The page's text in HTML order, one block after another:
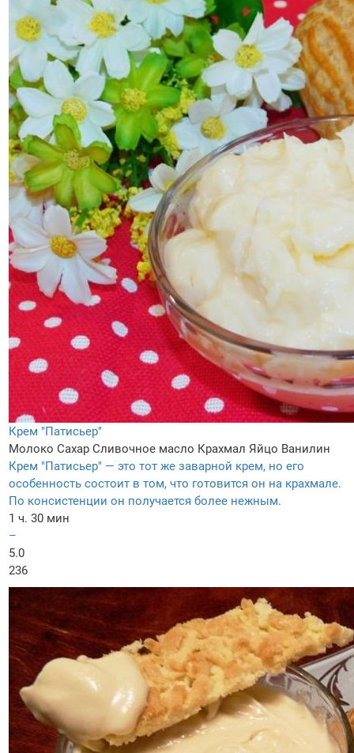
Крем "Патисьер"
Молоко Сахар Сливочное масло Крахмал Яйцо Ванилин
Крем "Патисьер" — это тот же заварной крем, но его
особенность состоит в том, что готовится он на крахмале.
По консистенции он получается более нежным.
1 ч. 30 мин
–
5.0
236